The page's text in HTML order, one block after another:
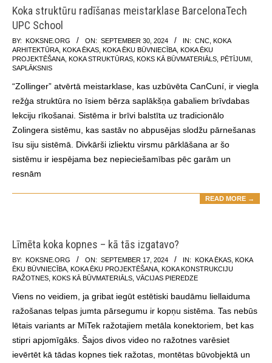
Koka struktūru radīšanas meistarklase BarcelonaTech
UPC School
2024-
09-
30
BY: KOKSNE.ORG ON: SEPTEMBER 30, 2024 IN: CNC KOKA
ARHITEKTŪRA KOKA ĒKAS KOKA ĒKU BŪVNIECĪBA KOKA ĒKU
PROJEKTĒŠANA KOKA STRUKTŪRAS KOKS KĀ BŪVMATERIĀLS PĒTĪJUMI
SAPLĀKSNIS
“Zollinger” atvērtā meistarklase, kas uzbūvēta CanCuní, ir viegla
režģa struktūra no īsiem bērza saplākšņa gabaliem brīvdabas
lekciju rīkošanai. Sistēma ir brīvi balstīta uz tradicionālo
Zolingera sistēmu, kas sastāv no abpusējas slodžu pārnešanas
īsu siju sistēmā. Divkārši izliektu virsmu pārklāšana ar šo
sistēmu ir iespējama bez nepieciešamības pēc garām un
resnām
READ MORE →
Līmēta koka kopnes – kā tās izgatavo?
2024-
09-
BY: KOKSNE.ORG ON: SEPTEMBER 17, 2024 IN: KOKA ĒKAS KOKA
ĒKU BŪVNIECĪBA KOKA ĒKU PROJEKTĒŠANA KOKA KONSTRUKCIJU
RAŽOTNES KOKS KĀ BŪVMATERIĀLS VĀCIJAS PIEREDZE
Viens no veidiem, ja gribat iegūt estētiski baudāmu liellaiduma
ražošanas telpas jumta pārsegumu ir kopņu sistēma. Tas nebūs
lētais variants ar MiTek ražotajiem metāla konektoriem, bet kas
stipri apjomīgāks. Šajos divos video no ražotnes varēsiet
ievērtēt kā tādas kopnes tiek ražotas, montētas būvobjektā un